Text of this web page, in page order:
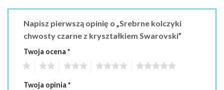
Napisz pierwszą opinię o „Srebrne kolczyki
chwosty czarne z kryształkiem Swarovski”
Twoja ocena *
Twoja opinia *